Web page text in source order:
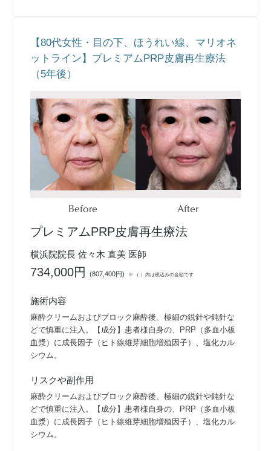
【80代女性・目の下、ほうれい線、マリオネ
ットライン】プレミアムPRP皮膚再生療法
（5年後）
Before After
プレミアムPRP皮膚再生療法
横浜院院長 佐々木 直美 医師
734,000円(807,400円) ※ （ ）内は税込みの金額です
施術内容
麻酔クリームおよびブロック麻酔後、極細の鋭針や鈍針な
どで慎重に注入。【成分】患者様自身の、PRP（多血小板
血漿）に成長因子（ヒト線維芽細胞増殖因子）、塩化カル
シウム。
リスクや副作用
麻酔クリームおよびブロック麻酔後、極細の鋭針や鈍針な
どで慎重に注入。【成分】患者様自身の、PRP（多血小板
血漿）に成長因子（ヒト線維芽細胞増殖因子）、塩化カル
シウム。